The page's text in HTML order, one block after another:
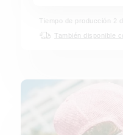
Tiempo de producción 2
También disponible